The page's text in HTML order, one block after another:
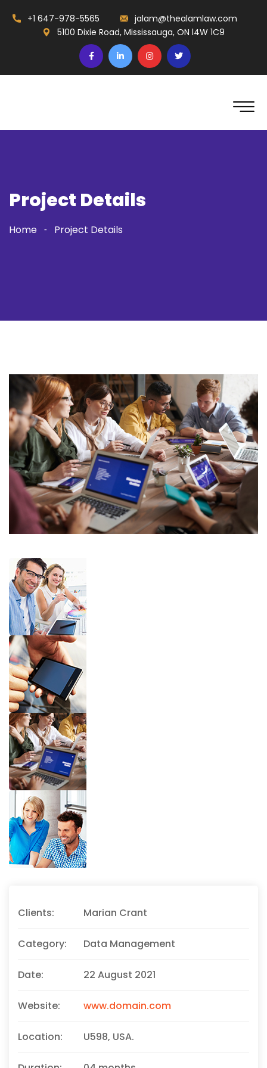
+1 647-978-5565
jalam@thealamlaw.com
5100 Dixie Road, Mississauga, ON l4W 1C9
Project Details
Home Project Details
Clients: Marian Crant
Category: Data Management
Date: 22 August 2021
Website: www.domain.com
Location: U598, USA.